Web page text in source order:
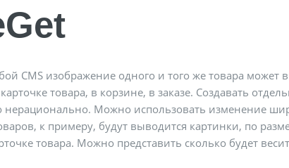
CMS изображение одного и того же товара может
товара, в корзине, в заказе. Создавать
нерационально. Можно использовать изменение
к примеру, будут выводится картинки, по
товара. Можно представить сколько будет